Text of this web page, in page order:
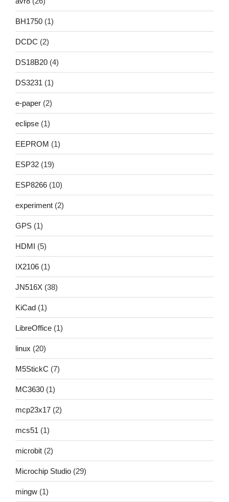
BH1750 (1)
DCDC (2)
DS18B20 (4)
DS3231 (1)
e-paper (2)
eclipse (1)
EEPROM (1)
ESP32 (19)
ESP8266 (10)
experiment (2)
GPS (1)
HDMI (5)
IX2106 (1)
JN516X (38)
KiCad (1)
LibreOffice (1)
linux (20)
M5StickC (7)
MC3630 (1)
mcp23x17 (2)
mcs51 (1)
microbit (2)
Microchip Studio (29)
mingw (1)